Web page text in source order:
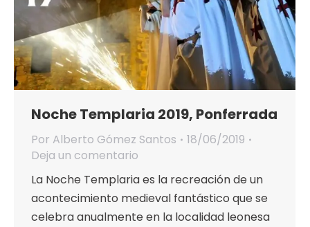
Noche Templaria 2019, Ponferrada
Por Alberto Gómez Santos
18/06/2019
Deja un comentario
La Noche Templaria es la recreación de un
acontecimiento medieval fantástico que se
celebra anualmente en la localidad leonesa